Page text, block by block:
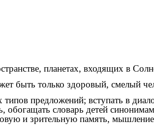
планетах, входящих в
быть только здоровый, смелый
предложений; вступать в
словарь детей
и зрительную память,